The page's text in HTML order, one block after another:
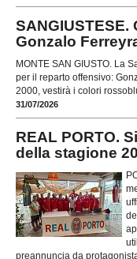
Gonzalo
MONTE SAN GIUSTO. La
per il reparto offensivo:
2000, vestirà i colori
31/07/2026
REAL PORTO.
della stagione
preannuncia da